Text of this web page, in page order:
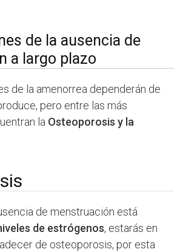
de la ausencia de
a largo plazo
de la amenorrea dependerán de
pero entre las más
la Osteoporosis y la
de menstruación está
de estrógenos, estarás en
de osteoporosis, por esta